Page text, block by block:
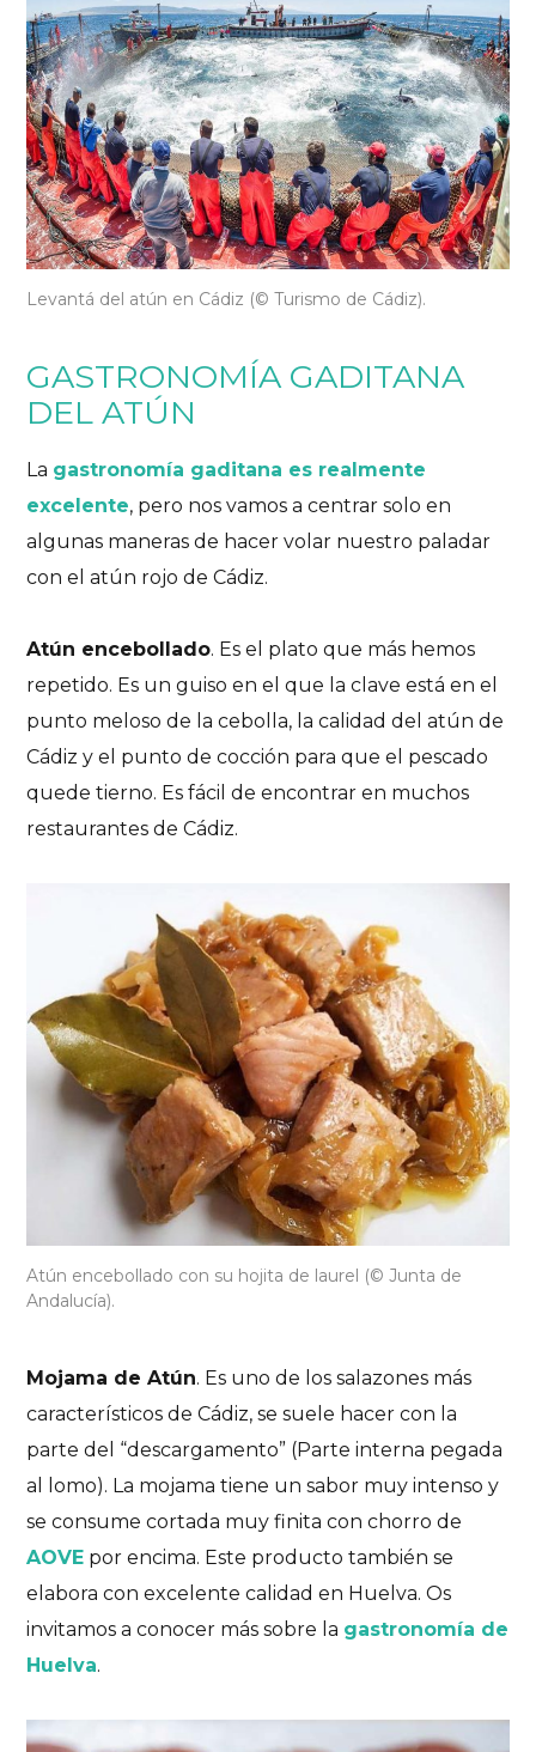
Levantá del atún en Cádiz (© Turismo de Cádiz).
GASTRONOMÍA GADITANA
DEL ATÚN
La gastronomía gaditana es realmente
excelente, pero nos vamos a centrar solo en
algunas maneras de hacer volar nuestro paladar
con el atún rojo de Cádiz.
Atún encebollado. Es el plato que más hemos
repetido. Es un guiso en el que la clave está en el
punto meloso de la cebolla, la calidad del atún de
Cádiz y el punto de cocción para que el pescado
quede tierno. Es fácil de encontrar en muchos
restaurantes de Cádiz.
Atún encebollado con su hojita de laurel (© Junta de
Andalucía).
Mojama de Atún. Es uno de los salazones más
característicos de Cádiz, se suele hacer con la
parte del “descargamento” (Parte interna pegada
al lomo). La mojama tiene un sabor muy intenso y
se consume cortada muy finita con chorro de
AOVE por encima. Este producto también se
elabora con excelente calidad en Huelva. Os
invitamos a conocer más sobre la gastronomía de
Huelva.